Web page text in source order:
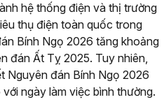
hệ thống điện và thị trường
thụ điện toàn quốc trong
Bính Ngọ 2026 tăng khoảng
đán Ất Tỵ 2025. Tuy nhiên,
Nguyên đán Bính Ngọ 2026
ngày làm việc bình thường.